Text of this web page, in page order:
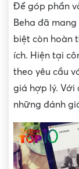
Để góp phần
Beha đã
biệt còn hoàn
ích. Hiện tại
theo yêu cầu
giá hợp lý. Với
những đánh